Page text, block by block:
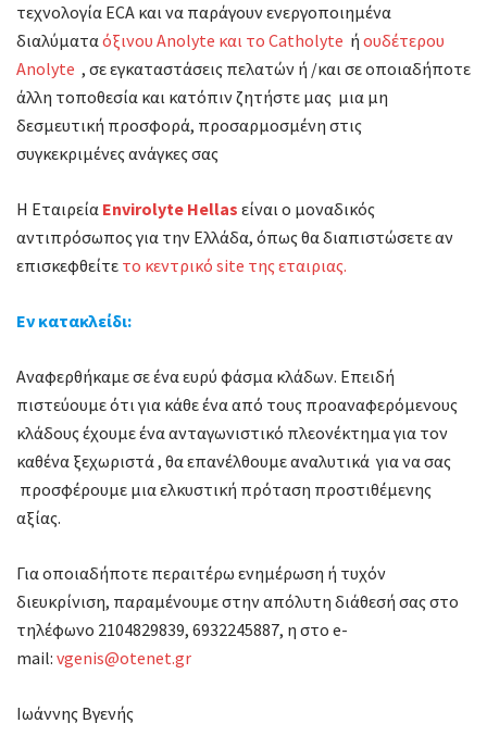
τεχνολογία ECA και να παράγουν ενεργοποιημένα
διαλύματαόξινου Anolyte και το Catholyte ή ουδέτερου
Anolyte , σε εγκαταστάσεις πελατών ή /και σε οποιαδήποτε
άλλη τοποθεσία και κατόπιν ζητήστε μας μια μη
δεσμευτική προσφορά, προσαρμοσμένη στις
συγκεκριμένες ανάγκες σας
Η Εταιρεία Envirolyte Hellas είναι ο μοναδικός
αντιπρόσωπος για την Ελλάδα, όπως θα διαπιστώσετε αν
επισκεφθείτε το κεντρικό site της εταιριας.
Εν κατακλείδι:
Αναφερθήκαμε σε ένα ευρύ φάσμα κλάδων. Επειδή
πιστεύουμε ότι για κάθε ένα από τους προαναφερόμενους
κλάδους έχουμε ένα ανταγωνιστικό πλεονέκτημα για τον
καθένα ξεχωριστά , θα επανέλθουμε αναλυτικά για να σας
προσφέρουμε μια ελκυστική πρόταση προστιθέμενης
αξίας.
Για οποιαδήποτε περαιτέρω ενημέρωση ή τυχόν
διευκρίνιση, παραμένουμε στην απόλυτη διάθεσή σας στο
τηλέφωνο 2104829839, 6932245887, η στο e-
mail: vgenis@otenet.gr
Ιωάννης Βγενής